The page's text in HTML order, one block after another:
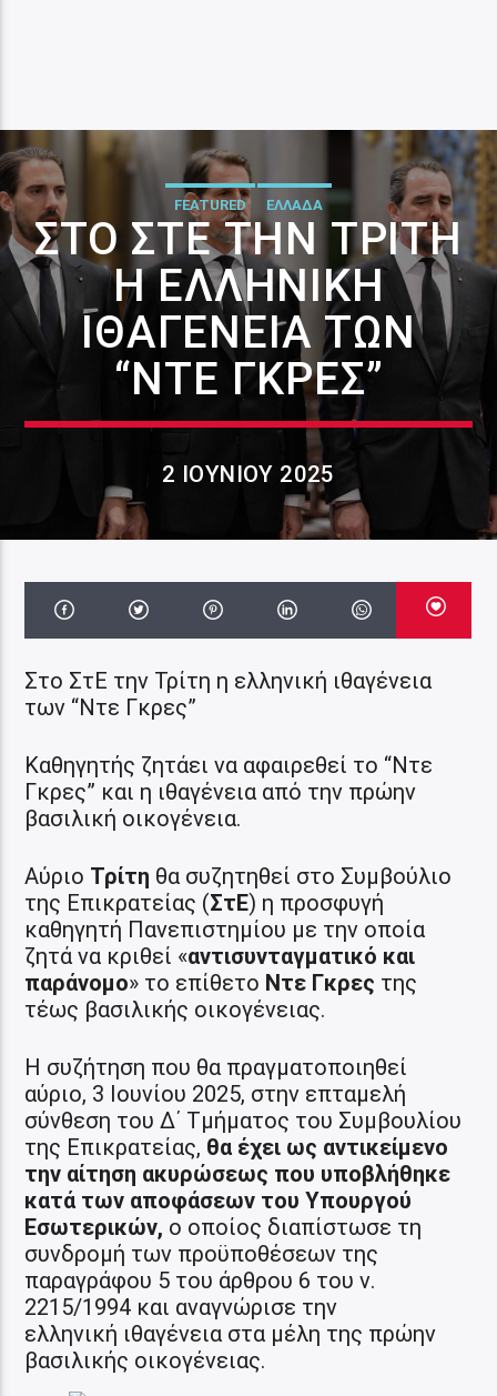
FEATURED ΕΛΛΑΔΑ
ΣΤΟ ΣΤΕ ΤΗΝ ΤΡΊΤΗ
Η ΕΛΛΗΝΙΚΉ
ΙΘΑΓΈΝΕΙΑ ΤΩΝ
“ΝΤΕ ΓΚΡΕΣ”
2 ΙΟΥΝΊΟΥ 2025
Στο ΣτΕ την Τρίτη η ελληνική ιθαγένεια
των “Ντε Γκρες”
Καθηγητής ζητάει να αφαιρεθεί το “Ντε
Γκρες” και η ιθαγένεια από την πρώην
βασιλική οικογένεια.
Αύριο Τρίτη θα συζητηθεί στο Συμβούλιο
της Επικρατείας (ΣτΕ) η προσφυγή
καθηγητή Πανεπιστημίου με την οποία
ζητά να κριθεί «αντισυνταγματικό και
παράνομο» το επίθετο Ντε Γκρες της
τέως βασιλικής οικογένειας.
Η συζήτηση που θα πραγματοποιηθεί
αύριο, 3 Ιουνίου 2025, στην επταμελή
σύνθεση του Δ΄ Τμήματος του Συμβουλίου
της Επικρατείας, θα έχει ως αντικείμενο
την αίτηση ακυρώσεως που υποβλήθηκε
κατά των αποφάσεων του Υπουργού
Εσωτερικών, ο οποίος διαπίστωσε τη
συνδρομή των προϋποθέσεων της
παραγράφου 5 του άρθρου 6 του ν.
2215/1994 και αναγνώρισε την
ελληνική ιθαγένεια στα μέλη της πρώην
βασιλικής οικογένειας.